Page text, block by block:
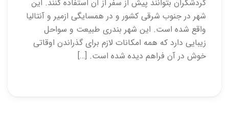
گردشگران بتوانند پیش از سفر از آن استفاده کنند. این
شهر در جنوب شرقی کشور و در همسایگی ازمیر و آنتالیا
واقع شده است. این شهر بندری طبیعت و سواحل
زیبایی دارد که همه امکانات لازم برای گذراندن اوقاتی
خوش در آن فراهم دیده شده است. […]